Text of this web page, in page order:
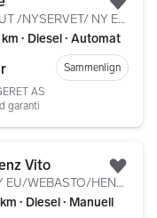
520D 163HK AUT /NYSERVET/ NY EU/WEBASTO/HUD/SC/NIGHTVIS
∙ Diesel ∙ Automat
Sammenlign
AS
garanti
Vito
1,6D 114HK /NY EU/WEBASTO/HENGERFESTE/BLUETOOTH
∙ Diesel ∙ Manuell